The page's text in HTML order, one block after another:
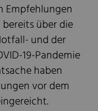
Empfehlungen
über die
und der
19-Pandemie
haben
vor dem